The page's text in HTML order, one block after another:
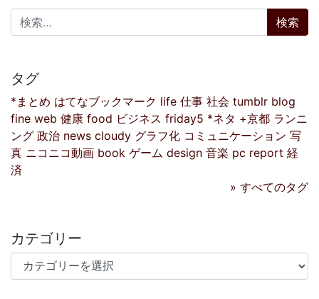
検索:
タグ
*まとめ はてなブックマーク life 仕事 社会 tumblr blog
fine web 健康 food ビジネス friday5 *ネタ +京都 ランニ
ング 政治 news cloudy グラフ化 コミュニケーション 写
真 ニコニコ動画 book ゲーム design 音楽 pc report 経
済
» すべてのタグ
カテゴリー
カテゴリー